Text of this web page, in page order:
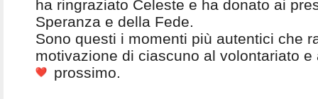
ha ringraziato Celeste e ha donato ai
Speranza e della Fede.
Sono questi i momenti più autentici che
motivazione di ciascuno al volontariato e
prossimo.